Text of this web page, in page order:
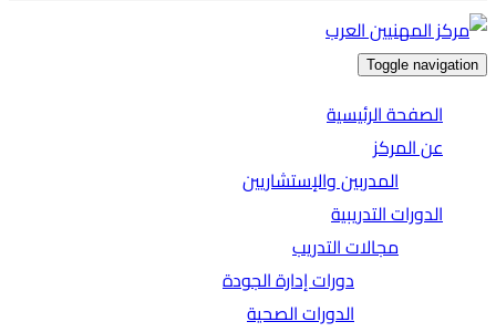
Toggle navigation
الصفحة الرئيسية
عن المركز
المدربين والإستشاريين
الدورات التدريبية
مجالات التدريب
دورات إدارة الجودة
الدورات الصحية